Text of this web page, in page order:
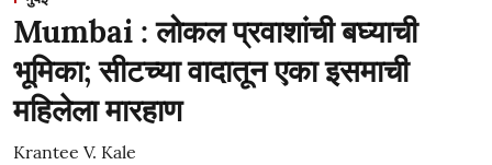
Mumbai : लोकल प्रवाशांची बघ्याची
भूमिका; सीटच्या वादातून एका इसमाची
महिलेला मारहाण
Krantee V. Kale